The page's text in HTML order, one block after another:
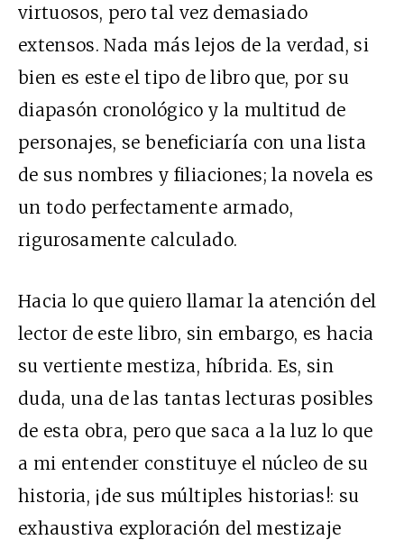
virtuosos, pero tal vez demasiado
extensos. Nada más lejos de la verdad, si
bien es este el tipo de libro que, por su
diapasón cronológico y la multitud de
personajes, se beneficiaría con una lista
de sus nombres y filiaciones; la novela es
un todo perfectamente armado,
rigurosamente calculado.
Hacia lo que quiero llamar la atención del
lector de este libro, sin embargo, es hacia
su vertiente mestiza, híbrida. Es, sin
duda, una de las tantas lecturas posibles
de esta obra, pero que saca a la luz lo que
a mi entender constituye el núcleo de su
historia, ¡de sus múltiples historias!: su
exhaustiva exploración del mestizaje